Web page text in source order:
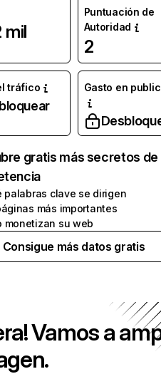
mil
Puntuación de
Autoridad
2
tráfico Gasto en
gratis más secretos de
palabras clave se dirigen
más importantes
monetizan su web
Consigue más datos gratis
Vamos a